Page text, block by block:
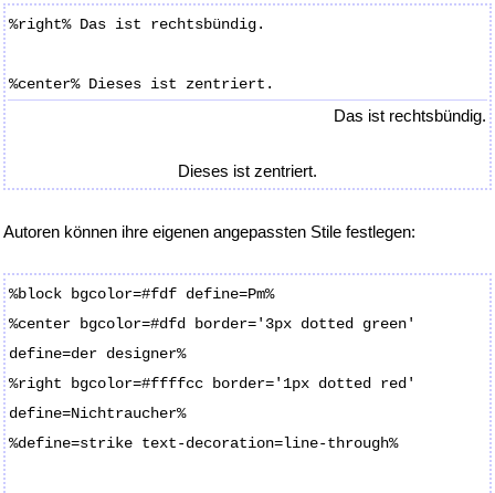
%right% Das ist rechtsbündig.
%center% Dieses ist zentriert.
Das ist rechtsbündig.
Dieses ist zentriert.
Autoren können ihre eigenen angepassten Stile festlegen:
%block bgcolor=#fdf define=Pm%
%center bgcolor=#dfd border='3px dotted green'
define=der designer%
%right bgcolor=#ffffcc border='1px dotted red'
define=Nichtraucher%
%define=strike text-decoration=line-through%